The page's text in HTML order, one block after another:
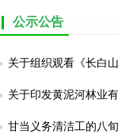
公示公告
关于组织观看《长白
关于印发黄泥河林业
甘当义务清洁工的八